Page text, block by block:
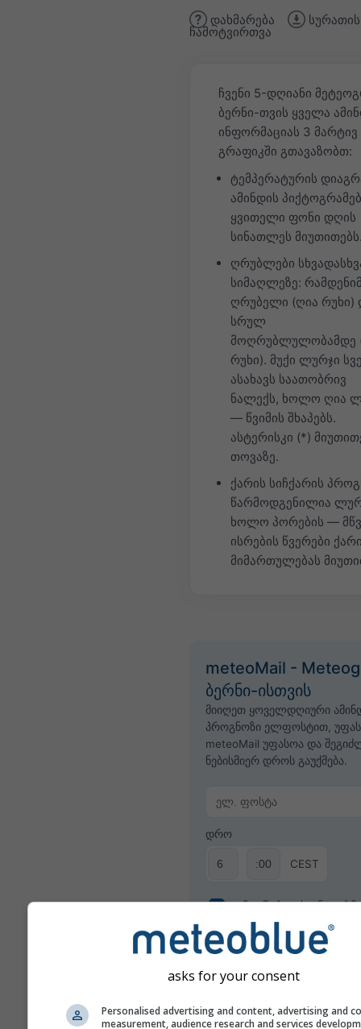
დახმარება სურათის
ჩამოტვირთვა
ჩვენი 5-დღიანი
ბერნი-თვის ყველა
ინფორმაციას 3 მარტივ
გრაფიკში გთავაზობთ:
ტემპერატურის
ამინდის
ყვითელი ფონი დღის
სინათლეს
ღრუბლები
სიმაღლეზე:
ღრუბელი (ღია რუხი)
სრულ
მოღრუბლულობამდე
რუხი). მუქი ლურჯი
ასახავს საათობრივ
ნალექს, ხოლო ღია
— წვიმის შხაპებს.
ასტერისკი (*)
თოვაზე.
ქარის სიჩქარის
წარმოდგენილია
ხოლო პორების —
ისრების წვერები
მიმართულებას
meteoMail -
ბერნი-ისთვის
მიიღეთ ყოველდღიური
პროგნოზი ელფოსტით,
meteoMail უფასოა და
ნებისმიერ დროს გაუქმება.
დრო
CEST
გამოიწერეთ
asks for your consent
Personalised advertising and content, advertising and
measurement, audience research and services